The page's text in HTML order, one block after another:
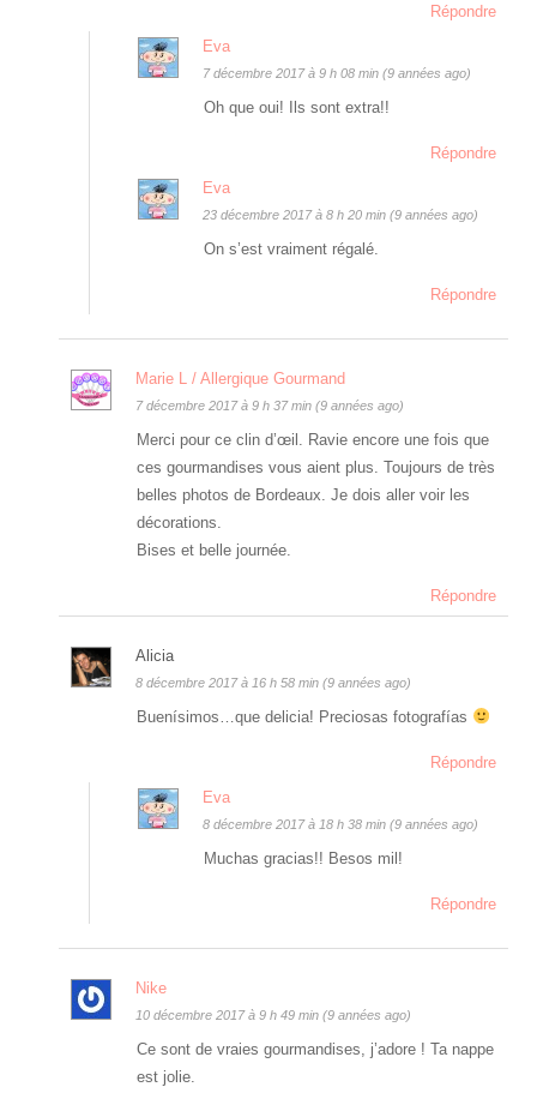
Répondre
Eva
7 décembre 2017 à 9 h 08 min (9 années ago)
Oh que oui! Ils sont extra!!
Répondre
Eva
23 décembre 2017 à 8 h 20 min (9 années ago)
On s’est vraiment régalé.
Répondre
Marie L / Allergique Gourmand
7 décembre 2017 à 9 h 37 min (9 années ago)
Merci pour ce clin d’œil. Ravie encore une fois que
ces gourmandises vous aient plus. Toujours de très
belles photos de Bordeaux. Je dois aller voir les
décorations.
Bises et belle journée.
Répondre
Alicia
8 décembre 2017 à 16 h 58 min (9 années ago)
Buenísimos…que delicia! Preciosas fotografías
Répondre
Eva
8 décembre 2017 à 18 h 38 min (9 années ago)
Muchas gracias!! Besos mil!
Répondre
Nike
10 décembre 2017 à 9 h 49 min (9 années ago)
Ce sont de vraies gourmandises, j’adore ! Ta nappe
est jolie.